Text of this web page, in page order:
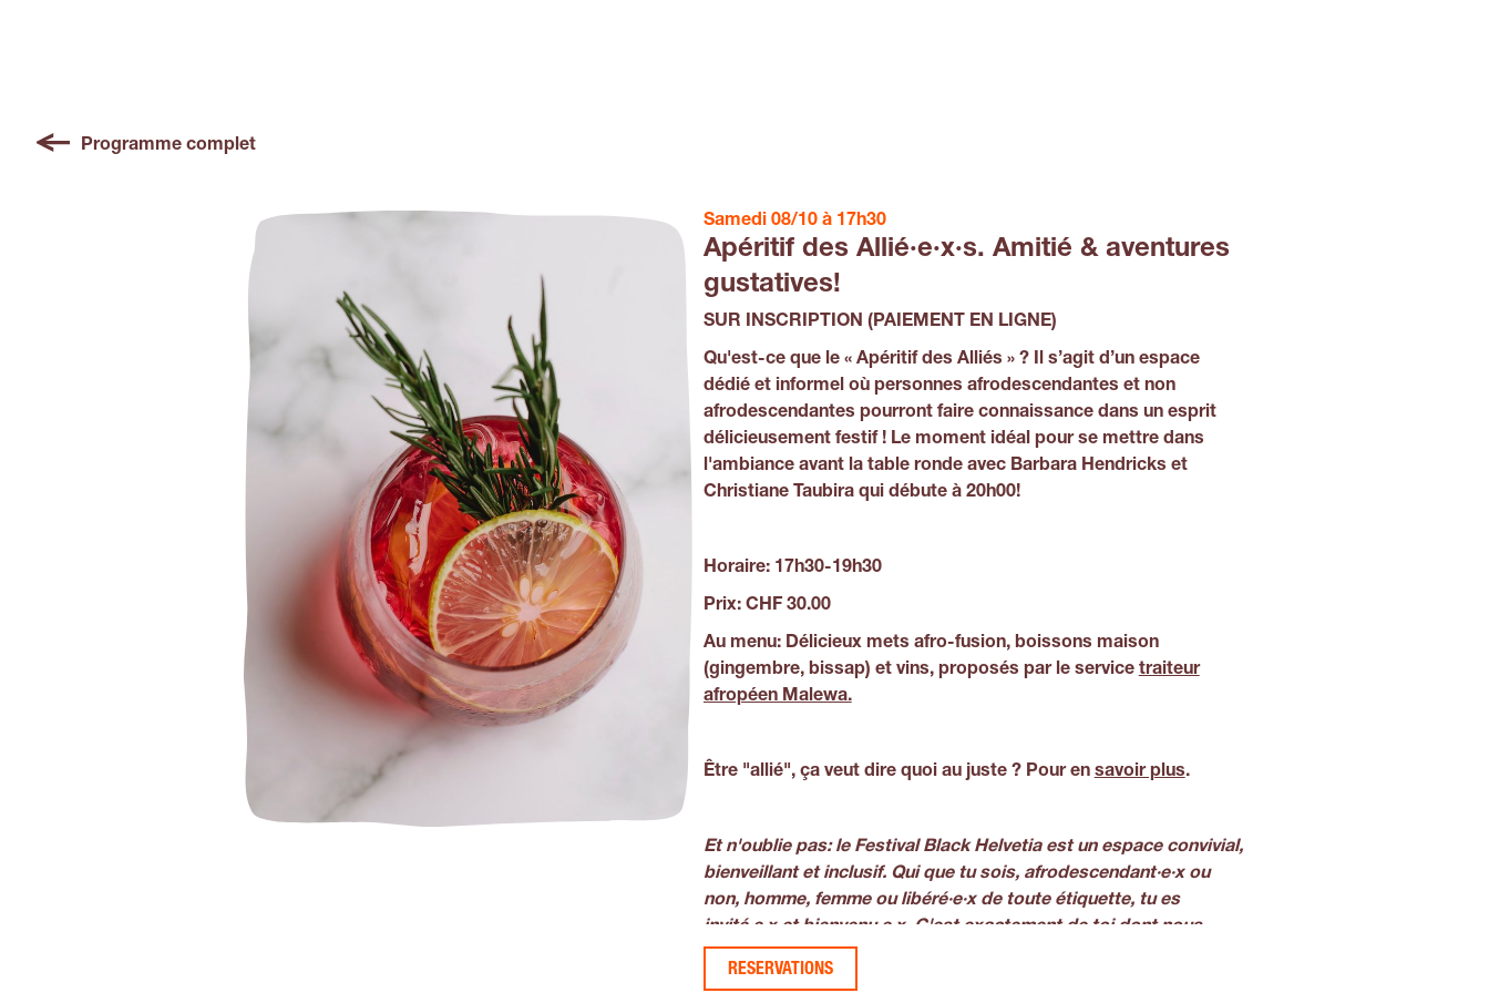
Programme complet
Samedi 08/10 à 17h30
Apéritif des Allié·e·x·s. Amitié & aventures
gustatives!
SUR INSCRIPTION (PAIEMENT EN LIGNE)
Qu'est-ce que le « Apéritif des Alliés » ? Il s’agit d’un espace
dédié et informel où personnes afrodescendantes et non
afrodescendantes pourront faire connaissance dans un esprit
délicieusement festif ! Le moment idéal pour se mettre dans
l'ambiance avant la table ronde avec Barbara Hendricks et
Christiane Taubira qui débute à 20h00!
Horaire:17h30-19h30
Prix: CHF 30.00
Au menu:Délicieux mets afro-fusion, boissons maison
(gingembre, bissap) et vins, proposés par le service traiteur
afropéen Malewa.
Être "allié", ça veut dire quoi au juste ? Pour en savoir plus.
Et n'oublie pas:le Festival Black Helvetia est un espace convivial,
bienveillant et inclusif. Qui que tu sois, afrodescendant·e·x ou
non, homme, femme ou libéré·e·x de toute étiquette, tu es
invité·e·x et bienvenu·e·x. C'est exactement de toi dont nous
avons besoinpour mener une réflexion sur ce que peut et doit
RESERVATIONS